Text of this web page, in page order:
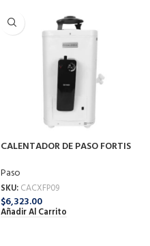
CALENTADOR DE PASO FORTIS
Paso
SKU: CACXFP09
$6,323.00
Añadir Al Carrito